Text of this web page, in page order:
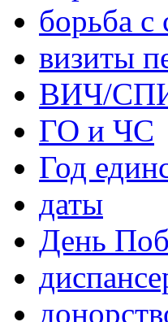
борьба с
визиты
ВИЧ/
ГО и ЧС
Год
даты
День